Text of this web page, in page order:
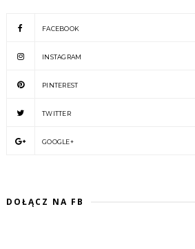
FACEBOOK
INSTAGRAM
PINTEREST
TWITTER
GOOGLE+
DOŁĄCZ NA FB